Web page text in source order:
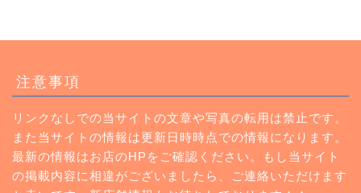
注意事項
リンクなしでの当サイトの文章や写真の転用は禁止です。
また当サイトの情報は更新日時時点での情報になります。
最新の情報はお店のHPをご確認ください。もし当サイト
の掲載内容に相違がございましたら、ご連絡いただけます
カフェ